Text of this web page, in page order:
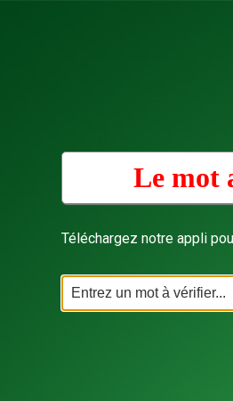
Le mot
Téléchargez notre appli